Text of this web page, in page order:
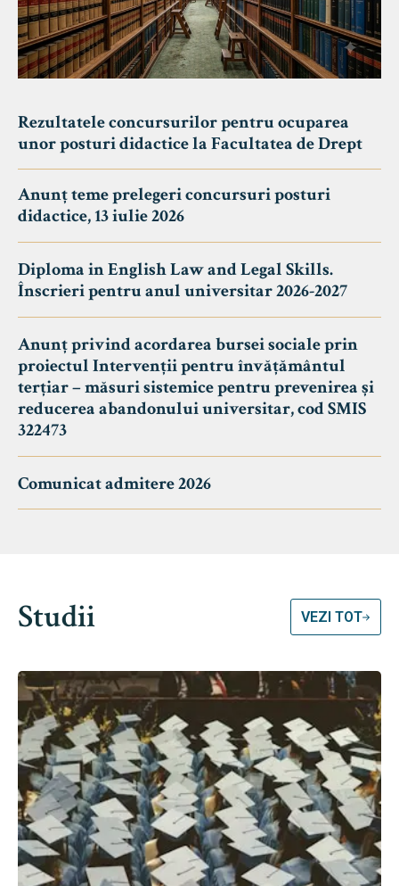
Rezultatele concursurilor pentru ocuparea
unor posturi didactice la Facultatea de Drept
Anunț teme prelegeri concursuri posturi
didactice, 13 iulie 2026
Diploma in English Law and Legal Skills.
Înscrieri pentru anul universitar 2026-2027
Anunț privind acordarea bursei sociale prin
proiectul Intervenții pentru învățământul
terțiar – măsuri sistemice pentru prevenirea și
reducerea abandonului universitar, cod SMIS
322473
Comunicat admitere 2026
Studii VEZI TOT